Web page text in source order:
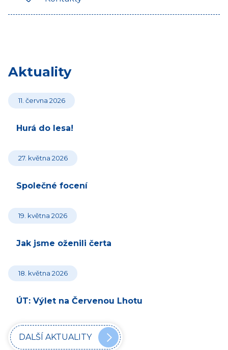
Aktuality
11. června 2026
Hurá do lesa!
27. května 2026
Společné focení
19. května 2026
Jak jsme oženili čerta
18. května 2026
ÚT: Výlet na Červenou Lhotu
DALŠÍ AKTUALITY